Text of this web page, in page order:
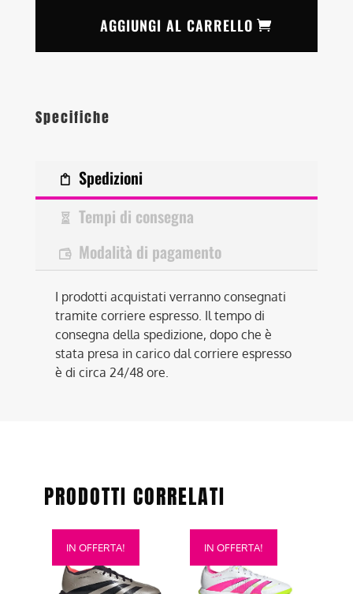
AGGIUNGI AL CARRELLO
Specifiche
Spedizioni
Tempi di consegna
Modalità di pagamento
I prodotti acquistati verranno consegnati
tramite corriere espresso. Il tempo di
consegna della spedizione, dopo che è
stata presa in carico dal corriere espresso
è di circa 24/48 ore.
PRODOTTI CORRELATI
IN OFFERTA!
Questo
prodotto
IN OFFERTA!
Questo
prodotto